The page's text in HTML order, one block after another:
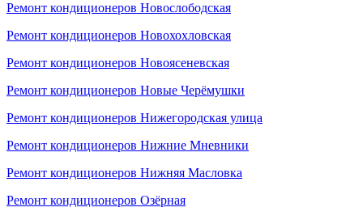
Ремонт кондиционеров Новослободская
Ремонт кондиционеров Новохохловская
Ремонт кондиционеров Новоясеневская
Ремонт кондиционеров Новые Черёмушки
Ремонт кондиционеров Нижегородская улица
Ремонт кондиционеров Нижние Мневники
Ремонт кондиционеров Нижняя Масловка
Ремонт кондиционеров Озёрная